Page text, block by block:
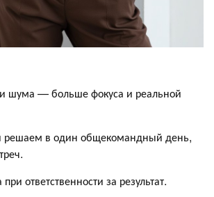
шума — больше фокуса и реальной
решаем в один общекомандный день,
ответственности за результат.